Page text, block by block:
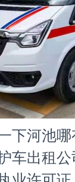
下河池
车出租